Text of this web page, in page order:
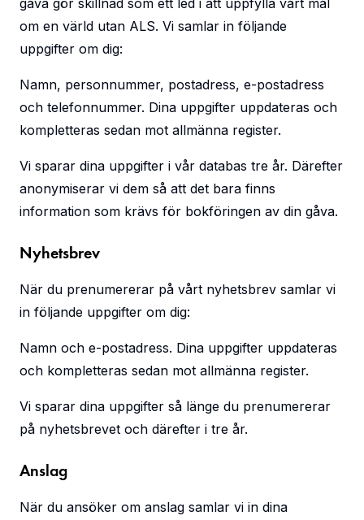
gåva gör skillnad som ett led i att uppfylla vårt mål
om en värld utan ALS. Vi samlar in följande
uppgifter om dig:
Namn, personnummer, postadress, e-postadress
och telefonnummer. Dina uppgifter uppdateras och
kompletteras sedan mot allmänna register.
Vi sparar dina uppgifter i vår databas tre år. Därefter
anonymiserar vi dem så att det bara finns
information som krävs för bokföringen av din gåva.
Nyhetsbrev
När du prenumererar på vårt nyhetsbrev samlar vi
in följande uppgifter om dig:
Namn och e-postadress. Dina uppgifter uppdateras
och kompletteras sedan mot allmänna register.
Vi sparar dina uppgifter så länge du prenumererar
på nyhetsbrevet och därefter i tre år.
Anslag
När du ansöker om anslag samlar vi in dina